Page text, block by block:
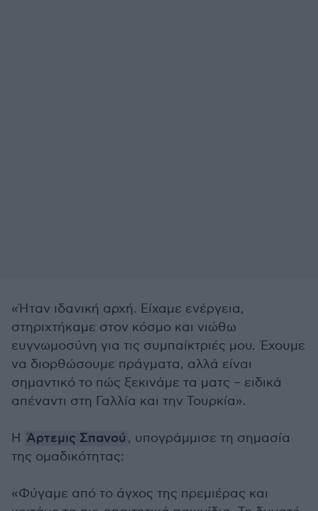
«Ήταν ιδανική αρχή. Είχαμε ενέργεια,
στηριχτήκαμε στον κόσμο και νιώθω
ευγνωμοσύνη για τις συμπαίκτριές μου. Έχουμε
να διορθώσουμε πράγματα, αλλά είναι
σημαντικό το πώς ξεκινάμε τα ματς – ειδικά
απέναντι στη Γαλλία και την Τουρκία».
Η Άρτεμις Σπανού , υπογράμμισε τη σημασία
της ομαδικότητας:
«Φύγαμε από το άγχος της πρεμιέρας και